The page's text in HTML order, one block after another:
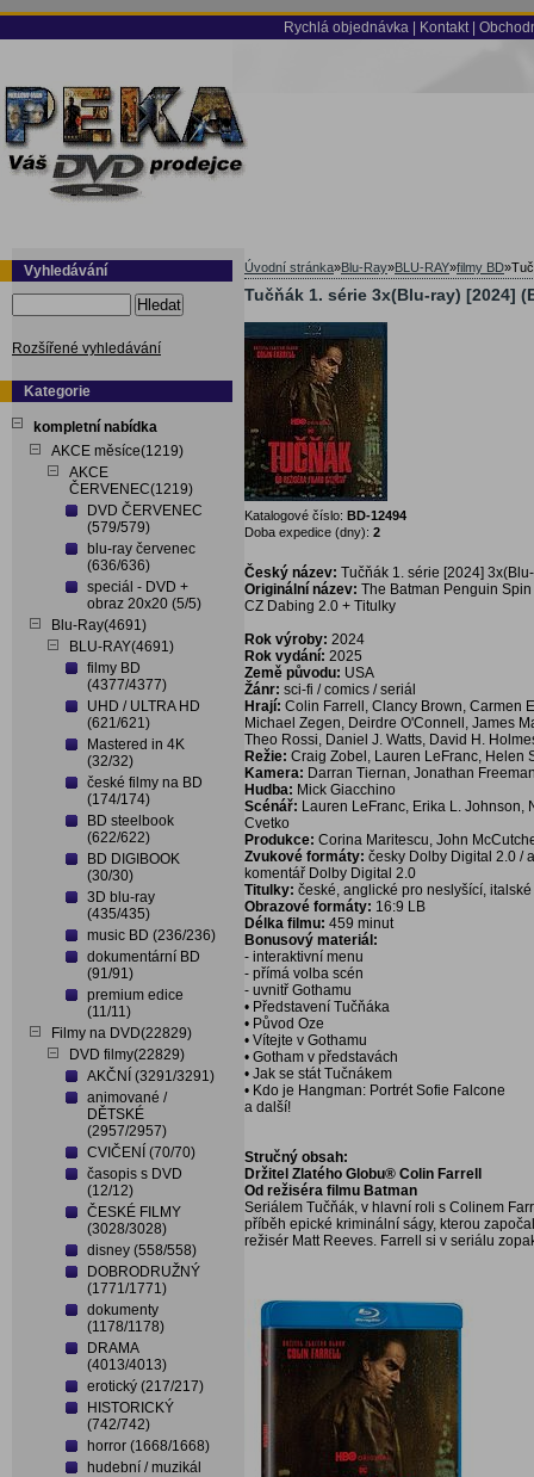
Rychlá objednávka Kontakt
Vyhledávání
Hledat
Rozšířené vyhledávání
Kategorie
kompletní nabídka
AKCE měsíce(1219)
AKCE
ČERVENEC(1219)
DVD ČERVENEC
(579/579)
blu-ray červenec
(636/636)
speciál - DVD +
obraz 20x20 (5/5)
Blu-Ray(4691)
BLU-RAY(4691)
filmy BD
(4377/4377)
UHD / ULTRA HD
(621/621)
Mastered in 4K
(32/32)
české filmy na BD
(174/174)
BD steelbook
(622/622)
BD DIGIBOOK
(30/30)
3D blu-ray
(435/435)
music BD (236/236)
dokumentární BD
(91/91)
premium edice
(11/11)
Filmy na DVD(22829)
DVD filmy(22829)
AKČNÍ (3291/3291)
animované /
DĚTSKÉ
(2957/2957)
CVIČENÍ (70/70)
časopis s DVD
(12/12)
ČESKÉ FILMY
(3028/3028)
disney (558/558)
DOBRODRUŽNÝ
(1771/1771)
dokumenty
(1178/1178)
DRAMA
(4013/4013)
erotický (217/217)
HISTORICKÝ
(742/742)
horror (1668/1668)
hudební / muzikál
Úvodní stránka»Blu-Ray»BLU-RAY»filmy BD»
Tučňák 1. série 3x(Blu-ray) [2024]
Katalogové číslo: BD-12494
Doba expedice (dny): 2
Český název: Tučňák 1. série [2024]
Originální název: The Batman Penguin
CZ Dabing 2.0 + Titulky
Rok výroby: 2024
Rok vydání: 2025
Země původu: USA
Žánr: sci-fi / comics / seriál
Hrají: Colin Farrell, Clancy Brown, Carmen
Michael Zegen, Deirdre O'Connell, James
Theo Rossi, Daniel J. Watts, David H.
Režie: Craig Zobel, Lauren LeFranc, Helen
Kamera: Darran Tiernan, Jonathan
Hudba: Mick Giacchino
Scénář: Lauren LeFranc, Erika L.
Cvetko
Produkce: Corina Maritescu, John
Zvukové formáty: česky Dolby Digital 2.0 /
komentář Dolby Digital 2.0
Titulky: české, anglické pro neslyšící,
Obrazové formáty: 16:9 LB
Délka filmu: 459 minut
Bonusový materiál:
- interaktivní menu
- přímá volba scén
- uvnitř Gothamu
• Představení Tučňáka
• Původ Oze
• Vítejte v Gothamu
• Gotham v představách
• Jak se stát Tučnákem
• Kdo je Hangman: Portrét Sofie Falcone
a další!
Stručný obsah:
Držitel Zlatého Globu® Colin Farrell
Od režiséra filmu Batman
Seriálem Tučňák, v hlavní roli s Colinem
příběh epické kriminální ságy, kterou
režisér Matt Reeves. Farrell si v seriálu